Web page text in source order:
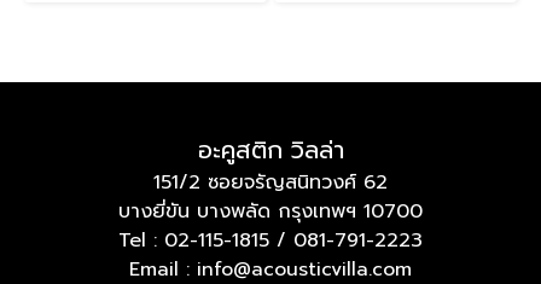
อะคูสติก วิลล่า
151/2 ซอยจรัญสนิทวงศ์ 62
บางยี่ขัน บางพลัด กรุงเทพฯ 10700
Tel : 02-115-1815 / 081-791-2223
Email : info@acousticvilla.com